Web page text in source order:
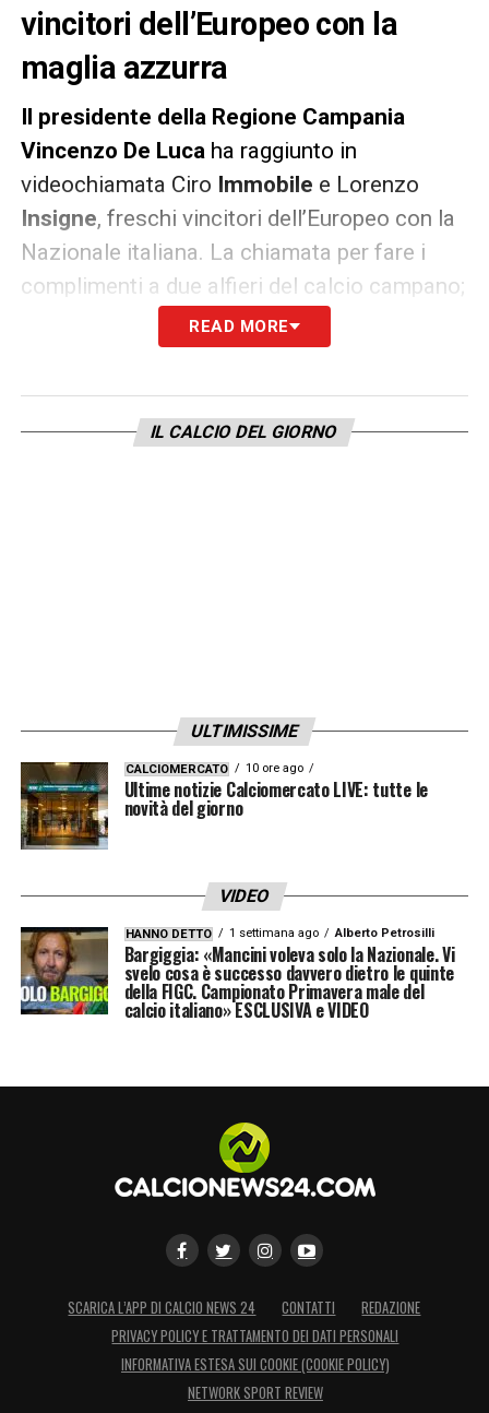
vincitori dell’Europeo con la
maglia azzurra
Il presidente della Regione Campania
Vincenzo De Luca ha raggiunto in
videochiamata Ciro Immobile e Lorenzo
Insigne, freschi vincitori dell’Europeo con la
Nazionale italiana. La chiamata per fare i
complimenti a due alfieri del calcio campano;
il terzo, nella rosa di Mancini, era Gianluigi
Donnarumma.
complimenti. Oltre a ringraziarvi in quanto
LA PLAYLIST DELLE NOSTRE TOP NEWS
READ MORE
IL CALCIO DEL GIORNO
ULTIMISSIME
CALCIOMERCATO 10 ore ago
Ultime notizie Calciomercato LIVE: tutte le
novità del giorno
VIDEO
HANNO DETTO 1 settimana ago Alberto Petrosilli
Bargiggia: «Mancini voleva solo la Nazionale. Vi
svelo cosa è successo davvero dietro le quinte
della FIGC. Campionato Primavera male del
calcio italiano» ESCLUSIVA e VIDEO
SCARICA L’APP DI CALCIO NEWS 24 CONTATTI
REDAZIONE
PRIVACY POLICY E TRATTAMENTO DEI DATI PERSONALI
INFORMATIVA ESTESA SUI COOKIE (COOKIE POLICY)
NETWORK SPORT REVIEW